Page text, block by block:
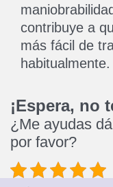
contribuye a
más fácil de
habitualmente.
¡Espera, no
¿Me ayudas
por favor?